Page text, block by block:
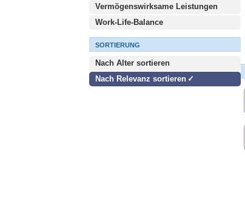
Vermögenswirksame Leistungen
Work-Life-Balance
SORTIERUNG
Nach Alter sortieren
Nach Relevanz sortieren